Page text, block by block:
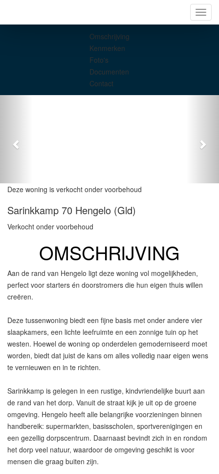
Omschrijving
Kenmerken
Foto's
Documenten
Contact
Deze woning is verkocht onder voorbehoud
Sarinkkamp 70 Hengelo (Gld)
Verkocht onder voorbehoud
OMSCHRIJVING
Aan de rand van Hengelo ligt deze woning vol mogelijkheden,
perfect voor starters én doorstromers die hun eigen thuis willen
creëren.
Deze tussenwoning biedt een fijne basis met onder andere vier
slaapkamers, een lichte leefruimte en een zonnige tuin op het
westen. Hoewel de woning op onderdelen gemoderniseerd moet
worden, biedt dat juist de kans om alles volledig naar eigen wens
te vernieuwen en in te richten.
Sarinkkamp is gelegen in een rustige, kindvriendelijke buurt aan
de rand van het dorp. Vanuit de straat kijk je uit op de groene
omgeving. Hengelo heeft alle belangrijke voorzieningen binnen
handbereik: supermarkten, basisscholen, sportverenigingen en
een gezellig dorpscentrum. Daarnaast bevindt zich in en rondom
het dorp veel natuur, waardoor de omgeving geschikt is voor
mensen die graag buiten zijn.